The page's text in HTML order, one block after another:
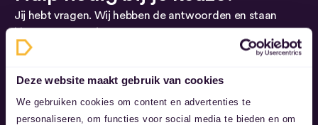
Deze website maakt gebruik van cookies
We gebruiken cookies om content en advertenties te
personaliseren, om functies voor social media te bieden en om
Jij hebt vragen. Wij hebben de antwoorden en staan
info@watkanikleasen.nl